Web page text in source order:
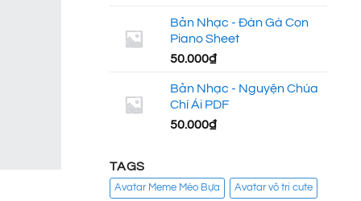
Bản Nhạc - Đàn Gà Con
Piano Sheet
50.000₫
Bản Nhạc - Nguyện Chúa
Chí Ái PDF
50.000₫
TAGS
Avatar Meme Mèo Bựa Avatar vô tri cute